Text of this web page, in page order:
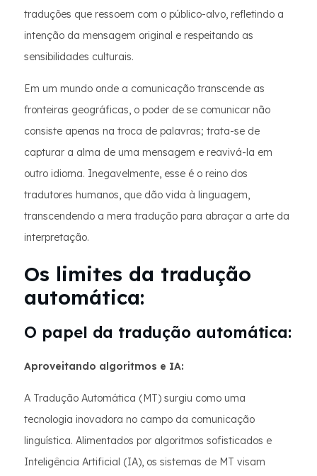
traduções que ressoem com o público-alvo, refletindo a
intenção da mensagem original e respeitando as
sensibilidades culturais.
Em um mundo onde a comunicação transcende as
fronteiras geográficas, o poder de se comunicar não
consiste apenas na troca de palavras; trata-se de
capturar a alma de uma mensagem e reavivá-la em
outro idioma. Inegavelmente, esse é o reino dos
tradutores humanos, que dão vida à linguagem,
transcendendo a mera tradução para abraçar a arte da
interpretação.
Os limites da tradução
automática:
O papel da tradução automática:
Aproveitando algoritmos e IA:
A Tradução Automática (MT) surgiu como uma
tecnologia inovadora no campo da comunicação
linguística. Alimentados por algoritmos sofisticados e
Inteligência Artificial (IA), os sistemas de MT visam